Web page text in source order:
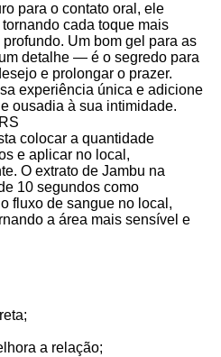
para o contato oral, ele
cada toque mais
Um bom gel para as
detalhe — é o segredo para
e prolongar o prazer.
experiência única e adicione
ousadia à sua intimidade.
colocar a quantidade
e aplicar no local,
O extrato de Jambu na
10 segundos como
fluxo de sangue no local,
a área mais sensível e
a relação;